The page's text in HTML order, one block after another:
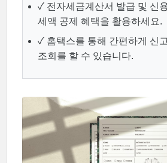
✓ 전자세금계산서 발급 및 신
세액 공제 혜택을 활용하세요.
✓ 홈택스를 통해 간편하게 신
조회를 할 수 있습니다.